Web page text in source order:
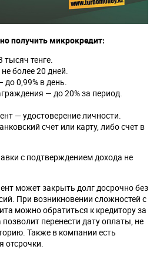
получить микрокредит:
тенге.
более 20 дней.
0,99% в день.
— до 20% за период.
— удостоверение личности.
счет или карту, либо счет в
с подтверждением дохода не
может закрыть долг досрочно без
При возникновении сложностей с
можно обратиться к кредитору за
перенести дату оплаты, не
Также в компании есть
отсрочки.